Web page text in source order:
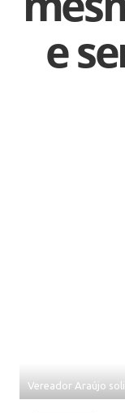
e
Vereador Araújo